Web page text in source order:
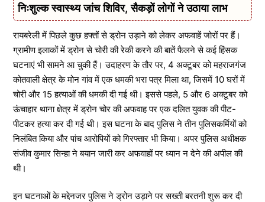
निःशुल्क स्वास्थ्य जांच शिविर, सैकड़ों लोगों ने उठाया लाभ
रायबरेली में पिछले कुछ हफ्तों से ड्रोन उड़ाने को लेकर अफवाहें जोरों पर हैं।
ग्रामीण इलाकों में ड्रोन से चोरी की रेकी करने की बातें फैलने से कई हिंसक
घटनाएं भी सामने आ चुकी हैं। उदाहरण के तौर पर, 4 अक्टूबर को महराजगंज
कोतवाली क्षेत्र के मोन गांव में एक धमकी भरा पत्र मिला था, जिसमें 10 घरों में
चोरी और 15 हत्याओं की धमकी दी गई थी। इससे पहले, 5 और 6 अक्टूबर को
ऊंचाहार थाना क्षेत्र में ड्रोन चोर की अफवाह पर एक दलित युवक की पीट-
पीटकर हत्या कर दी गई थी। इस घटना के बाद पुलिस ने तीन पुलिसकर्मियों को
निलंबित किया और पांच आरोपियों को गिरफ्तार भी किया। अपर पुलिस अधीक्षक
संजीव कुमार सिन्हा ने बयान जारी कर अफवाहों पर ध्यान न देने की अपील की
थी।
इन घटनाओं के मद्देनजर पुलिस ने ड्रोन उड़ाने पर सख्ती बरतनी शुरू कर दी